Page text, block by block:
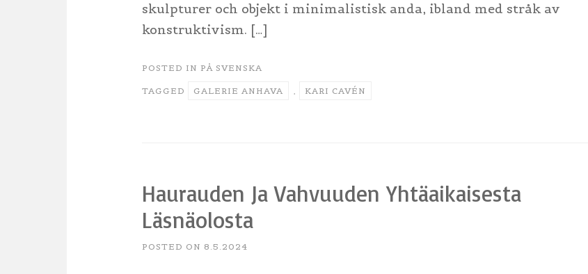
skulpturer och objekt i minimalistisk anda, ibland med stråk av
konstruktivism. […]
POSTED IN PÅ SVENSKA
TAGGED GALERIE ANHAVA , KARI CAVÉN
Haurauden Ja Vahvuuden Yhtäaikaisesta
Läsnäolosta
POSTED ON 8.5.2024